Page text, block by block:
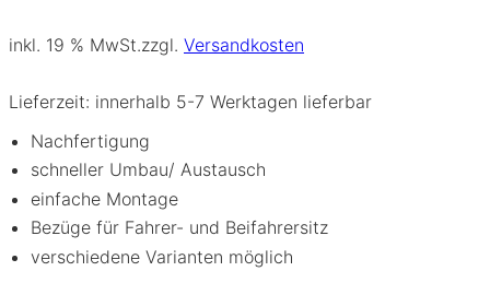
inkl. 19 % MwSt.zzgl. Versandkosten
Lieferzeit: innerhalb 5-7 Werktagen lieferbar
Nachfertigung
schneller Umbau/ Austausch
einfache Montage
Bezüge für Fahrer- und Beifahrersitz
verschiedene Varianten möglich